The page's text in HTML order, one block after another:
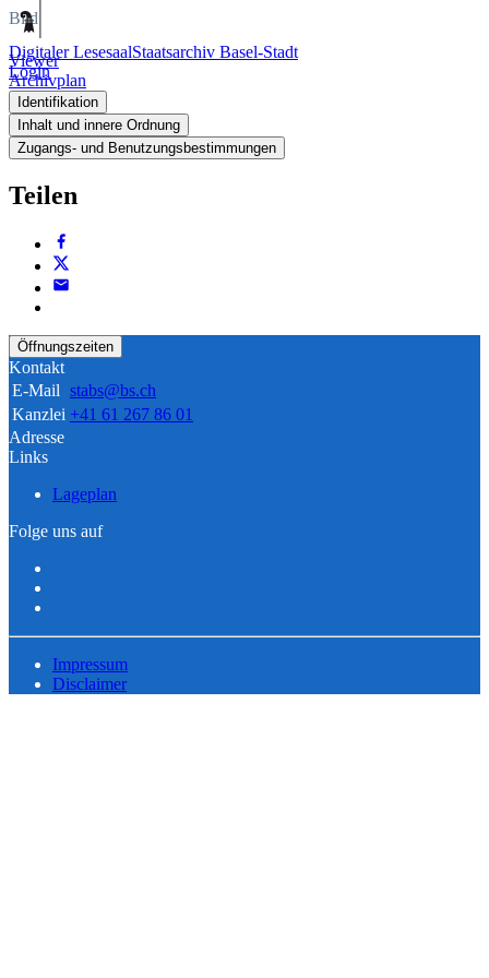
Digitaler LesesaalStaatsarchiv Basel-Stadt
Login
Bild
Viewer
Archivplan
Identifikation
Inhalt und innere Ordnung
Zugangs- und Benutzungsbestimmungen
Teilen
Öffnungszeiten
Kontakt
E-Mail stabs@bs.ch
Kanzlei +41 61 267 86 01
Adresse
Links
Lageplan
Folge uns auf
Impressum
Disclaimer